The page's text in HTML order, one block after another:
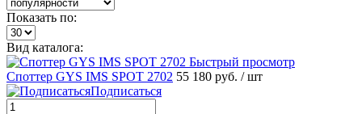
Показать по:
Вид каталога:
Быстрый просмотр
Споттер GYS IMS SPOT 2702 55 180 руб. / шт
Подписаться